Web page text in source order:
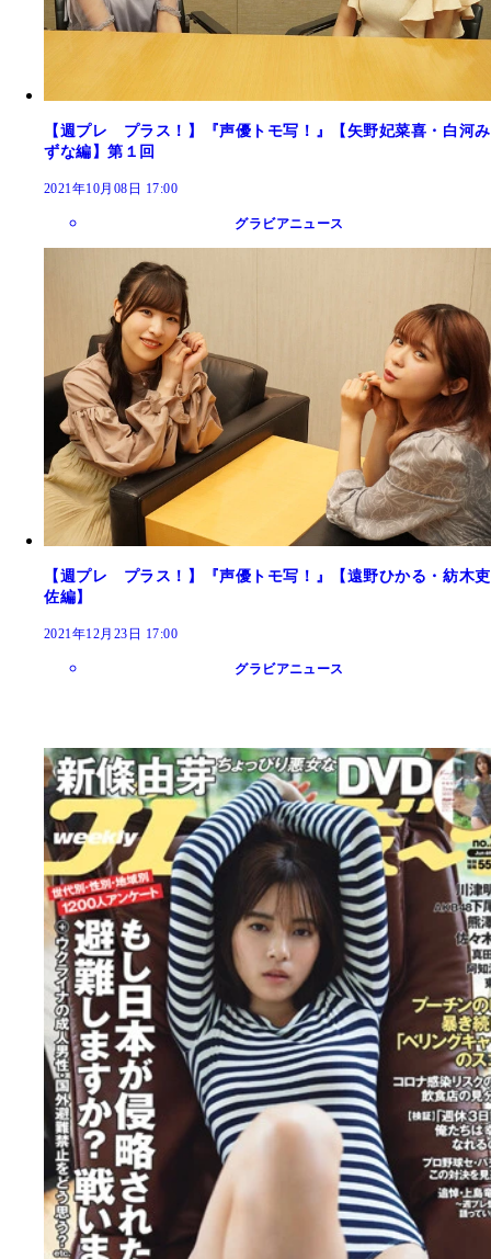
【週プレ プラス！】『声優トモ写！』【矢野妃菜喜・白河み
ずな編】第１回
2021年10月08日 17:00
グラビアニュース
【週プレ プラス！】『声優トモ写！』【遠野ひかる・紡木吏
佐編】
2021年12月23日 17:00
グラビアニュース